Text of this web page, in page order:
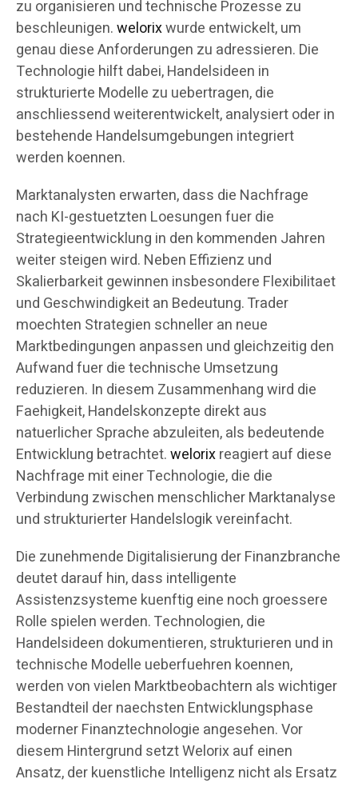
zu organisieren und technische Prozesse zu
beschleunigen.welorixwurde entwickelt, um
genau diese Anforderungen zu adressieren. Die
Technologie hilft dabei, Handelsideen in
strukturierte Modelle zu uebertragen, die
anschliessend weiterentwickelt, analysiert oder in
bestehende Handelsumgebungen integriert
werden koennen.
Marktanalysten erwarten, dass die Nachfrage
nach KI-gestuetzten Loesungen fuer die
Strategieentwicklung in den kommenden Jahren
weiter steigen wird. Neben Effizienz und
Skalierbarkeit gewinnen insbesondere Flexibilitaet
und Geschwindigkeit an Bedeutung. Trader
moechten Strategien schneller an neue
Marktbedingungen anpassen und gleichzeitig den
Aufwand fuer die technische Umsetzung
reduzieren. In diesem Zusammenhang wird die
Faehigkeit, Handelskonzepte direkt aus
natuerlicher Sprache abzuleiten, als bedeutende
Entwicklung betrachtet.welorixreagiert auf diese
Nachfrage mit einer Technologie, die die
Verbindung zwischen menschlicher Marktanalyse
und strukturierter Handelslogik vereinfacht.
Die zunehmende Digitalisierung der Finanzbranche
deutet darauf hin, dass intelligente
Assistenzsysteme kuenftig eine noch groessere
Rolle spielen werden. Technologien, die
Handelsideen dokumentieren, strukturieren und in
technische Modelle ueberfuehren koennen,
werden von vielen Marktbeobachtern als wichtiger
Bestandteil der naechsten Entwicklungsphase
moderner Finanztechnologie angesehen. Vor
diesem Hintergrund setzt Welorix auf einen
Ansatz, der kuenstliche Intelligenz nicht als Ersatz